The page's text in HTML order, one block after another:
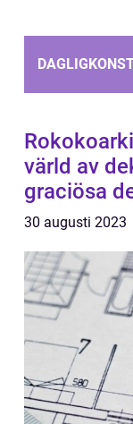
värld av
graciösa
30 augusti 2023